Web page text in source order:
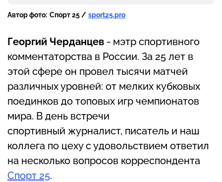
Автор фото: Спорт 25 / sport25.pro
Георгий Черданцев - мэтр спортивного
комментаторства в России. За 25 лет в
этой сфере он провел тысячи матчей
различных уровней: от мелких кубковых
поединков до топовых игр чемпионатов
мира. В день встречи
спортивный журналист, писатель и наш
коллега по цеху с удовольствием ответил
на несколько вопросов корреспондента
Спорт 25.